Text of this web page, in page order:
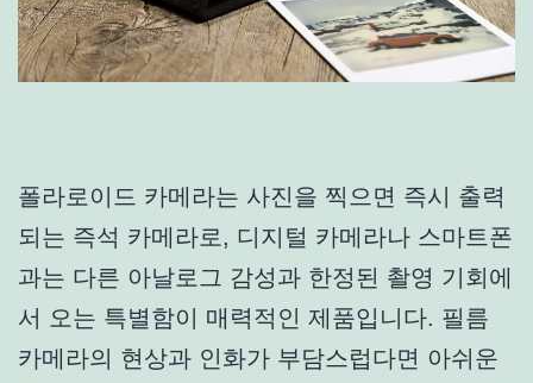
폴라로이드 카메라는 사진을 찍으면 즉시 출력
되는 즉석 카메라로, 디지털 카메라나 스마트폰
과는 다른 아날로그 감성과 한정된 촬영 기회에
서 오는 특별함이 매력적인 제품입니다. 필름
카메라의 현상과 인화가 부담스럽다면 아쉬운